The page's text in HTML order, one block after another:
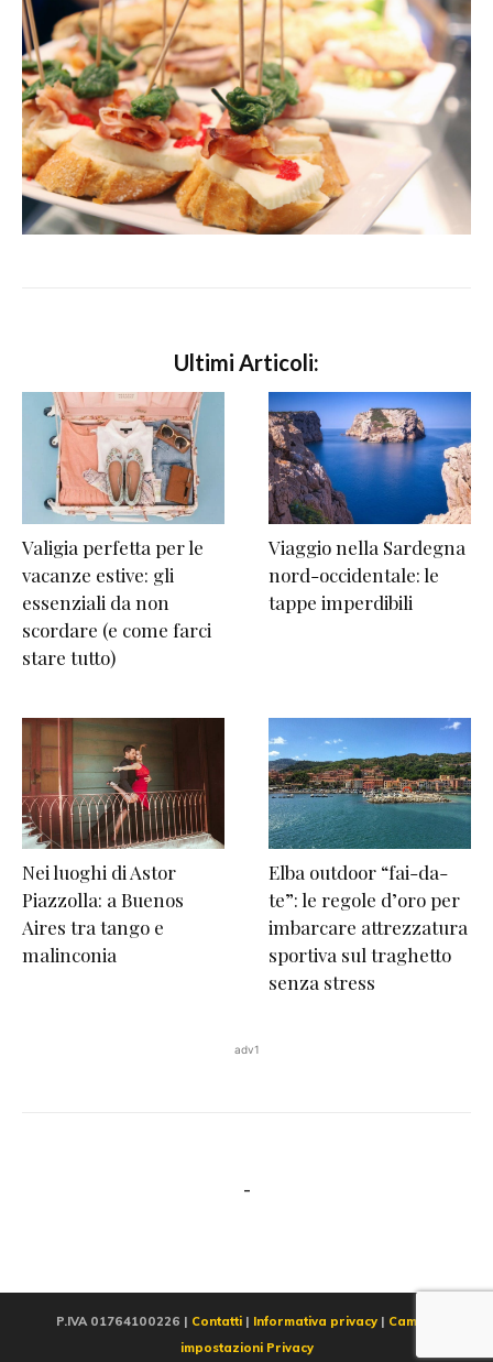
Ultimi Articoli:
Valigia perfetta per le
vacanze estive: gli
essenziali da non
scordare (e come farci
stare tutto)
Viaggio nella Sardegna
nord-occidentale: le
tappe imperdibili
Nei luoghi di Astor
Piazzolla: a Buenos
Aires tra tango e
malinconia
Elba outdoor “fai-da-
te”: le regole d’oro per
imbarcare attrezzatura
sportiva sul traghetto
senza stress
adv1
-
P.IVA 01764100226 | Contatti| Informativa privacy| Cambia
impostazioni Privacy